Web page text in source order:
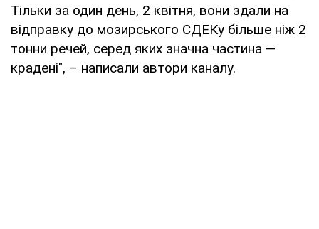
Тільки за один день, 2 квітня, вони здали на
відправку до мозирського СДЕКу більше ніж 2
тонни речей, серед яких значна частина —
крадені", – написали автори каналу.